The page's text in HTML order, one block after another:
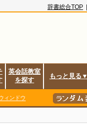
辞書総合TOP
英会話教室
を探す
もっと見る▼
ィンドウ